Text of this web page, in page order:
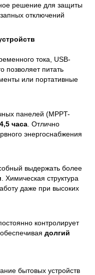
решение для защиты
отключений
тока, USB-
позволяет питать
или портативные
панелей (MPPT-
4,5 часа . Отлично
энергоснабжения
выдержать более
. Химическая структура
даже при высоких
контролирует
долгий
бытовых устройств